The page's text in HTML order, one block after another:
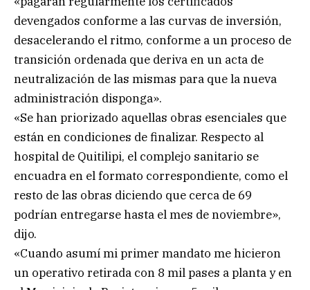
devengados conforme a las curvas de inversión,
desacelerando el ritmo, conforme a un proceso de
transición ordenada que deriva en un acta de
neutralización de las mismas para que la nueva
administración disponga».
«Se han priorizado aquellas obras esenciales que
están en condiciones de finalizar. Respecto al
hospital de Quitilipi, el complejo sanitario se
encuadra en el formato correspondiente, como el
resto de las obras diciendo que cerca de 69
podrían entregarse hasta el mes de noviembre»,
dijo.
«Cuando asumí mi primer mandato me hicieron
un operativo retirada con 8 mil pases a planta y en